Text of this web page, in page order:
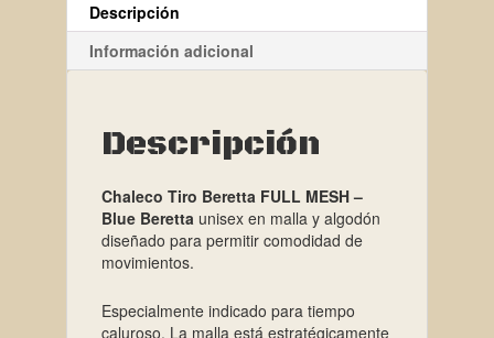
Descripción
Información adicional
Descripción
Chaleco Tiro Beretta FULL MESH –
Blue Beretta unisex en malla y algodón
diseñado para permitir comodidad de
movimientos.
Especialmente indicado para tiempo
caluroso. La malla está estratégicamente